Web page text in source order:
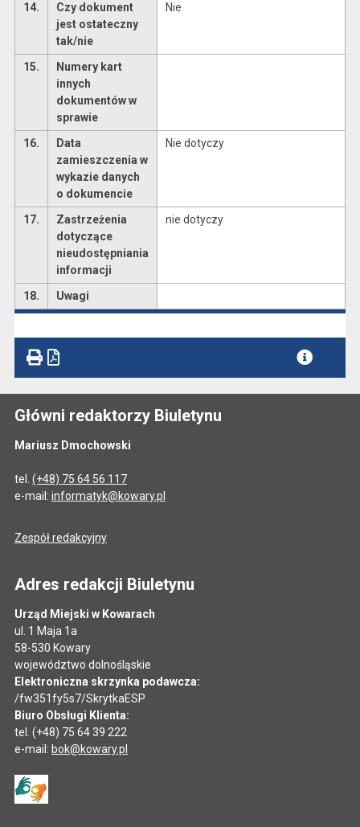
14.
Czy dokument
jest ostateczny
tak/nie
Nie
15.
Numery kart
innych
dokumentów w
sprawie
16.
Data
zamieszczenia w
wykazie danych
o dokumencie
Nie dotyczy
17.
Zastrzeżenia
dotyczące
nieudostępniania
informacji
nie dotyczy
18. Uwagi
Główni redaktorzy Biuletynu
Mariusz Dmochowski
tel. (+48) 75 64 56 117
e-mail: informatyk@kowary.pl
Zespół redakcyjny
Adres redakcji Biuletynu
Urząd Miejski w Kowarach
ul. 1 Maja 1a
58-530 Kowary
województwo dolnośląskie
Elektroniczna skrzynka podawcza:
/fw351fy5s7/SkrytkaESP
Biuro Obsługi Klienta:
tel. (+48) 75 64 39 222
e-mail: bok@kowary.pl